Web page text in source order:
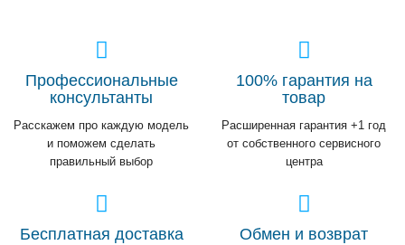
Профессиональные
консультанты
Расскажем про каждую модель
и поможем сделать
правильный выбор
100% гарантия на
товар
Расширенная гарантия +1 год
от собственного сервисного
центра
Бесплатная доставка Обмен и возврат